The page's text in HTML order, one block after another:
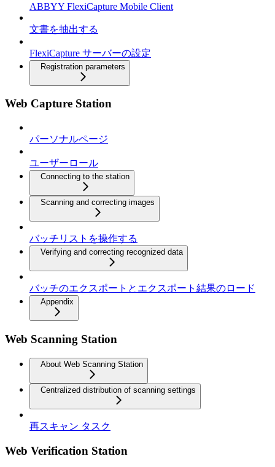
ABBYY FlexiCapture Mobile Client
文書を抽出する
FlexiCapture サーバーの設定
Registration parameters
Web Capture Station
パーソナルページ
ユーザーロール
Connecting to the station
Scanning and correcting images
バッチリストを操作する
Verifying and correcting recognized data
バッチのエクスポートとエクスポート結果のロード
Appendix
Web Scanning Station
About Web Scanning Station
Centralized distribution of scanning settings
再スキャン タスク
Web Verification Station